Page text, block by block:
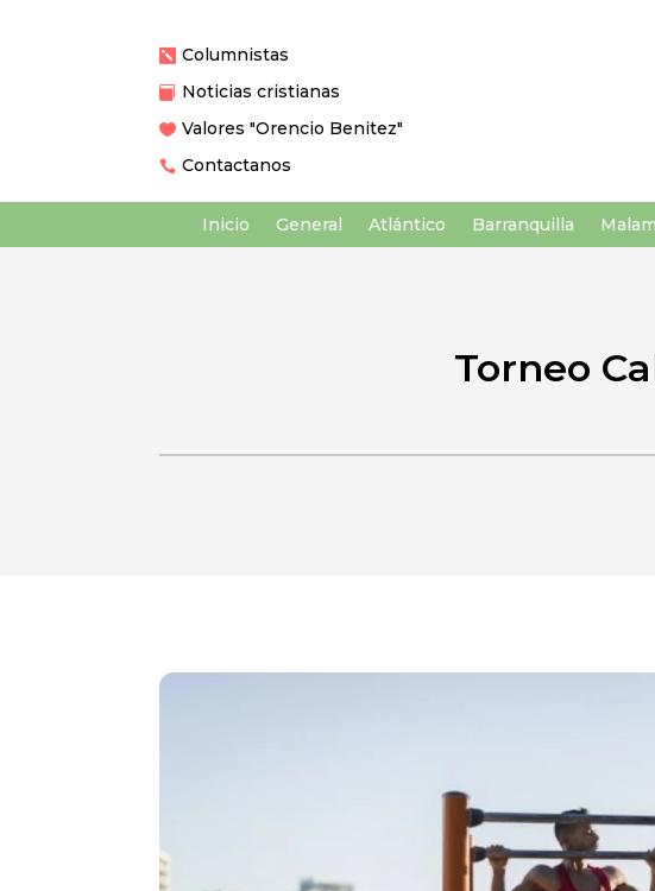
 Columnistas
 Noticias cristianas
 Valores "Orencio Benitez"
 Contactanos
Inicio General Atlántico Barranquilla
Torneo